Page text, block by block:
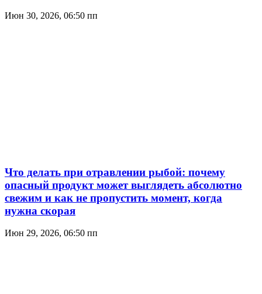
Июн 30, 2026, 06:50 пп
Что делать при отравлении рыбой: почему
опасный продукт может выглядеть абсолютно
свежим и как не пропустить момент, когда
нужна скорая
Июн 29, 2026, 06:50 пп